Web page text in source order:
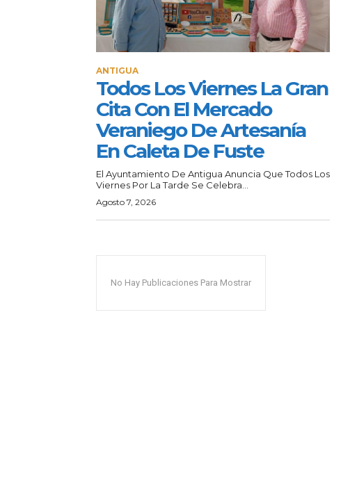
ANTIGUA
Todos Los Viernes La Gran
Cita Con El Mercado
Veraniego De Artesanía
En Caleta De Fuste
El Ayuntamiento De Antigua Anuncia Que Todos Los
Viernes Por La Tarde Se Celebra...
Agosto 7, 2026
No Hay Publicaciones Para Mostrar